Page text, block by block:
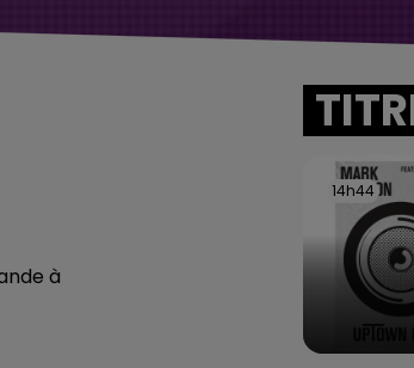
à
14h44
14h44